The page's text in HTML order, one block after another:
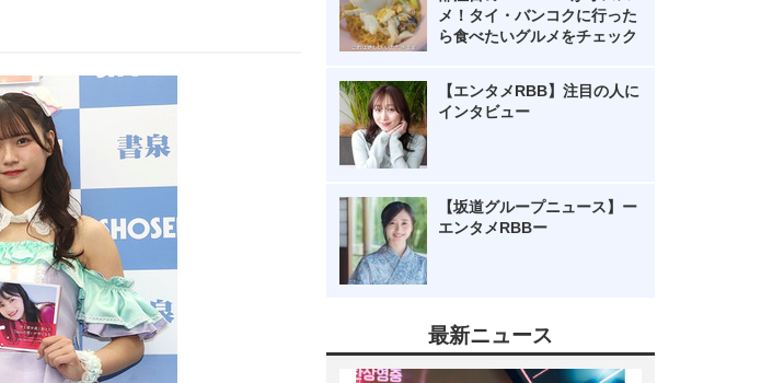
メ！タイ・バンコクに行った
ら食べたいグルメをチェック
【エンタメRBB】注目の人に
インタビュー
【坂道グループニュース】ー
エンタメRBBー
最新ニュース